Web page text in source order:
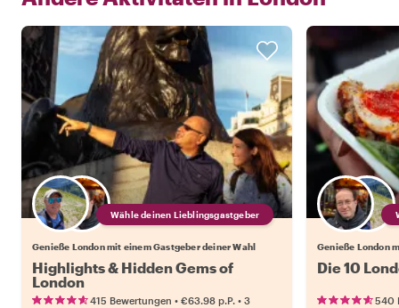
Wähle deinen Lieblingsgastgeber
Genieße London mit einem Gastgeber deiner Wahl
Highlights & Hidden Gems of
London
415 Bewertungen • €63.98 p.P. • 3
Genieße London
Die 10
540